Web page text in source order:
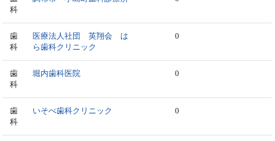
科
歯
科
医療法人社団 英翔会 は
ら歯科クリニック
0
歯
科
堀内歯科医院 0
歯
科
いそべ歯科クリニック 0